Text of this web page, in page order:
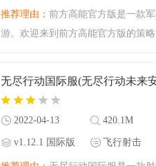
推荐理由： 前方高能官方版是一款
游。欢迎来到前方高能官方版的策
动，你甚至可以在这里看见那些你
2022-04-13 420.1M
v1.12.1 国际版 飞行射击